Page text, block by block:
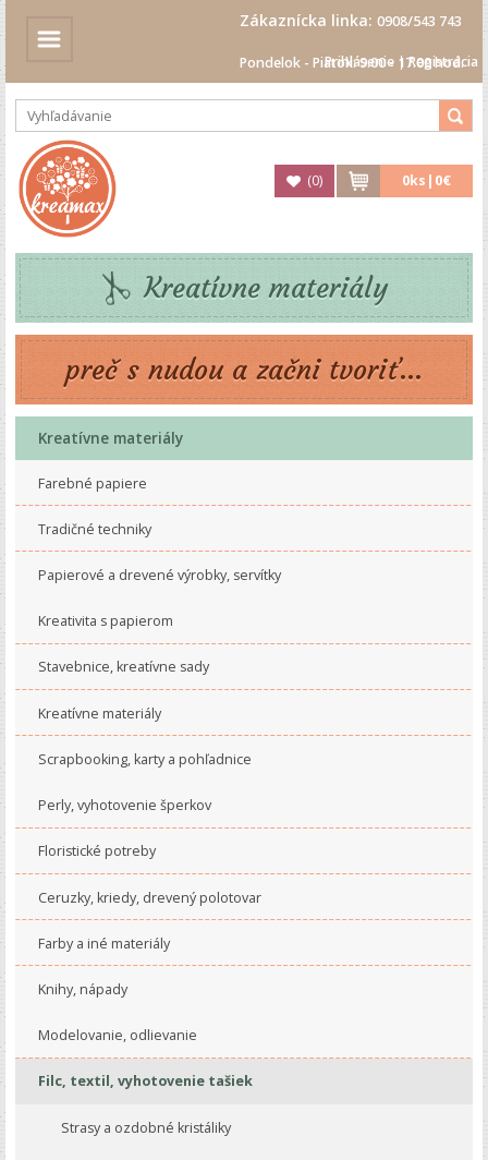
Zákaznícka linka: 0908/543 743
Pondelok - Piatok: 9.00 - 17.00 hod.
Prihlásenie|Registrácia
(0) 0ks| 0€
Kreatívne materiály
preč s nudou a začni tvoriť...
Kreatívne materiály
Farebné papiere
Tradičné techniky
Papierové a drevené výrobky, servítky
Kreativita s papierom
Stavebnice, kreatívne sady
Kreatívne materiály
Scrapbooking, karty a pohľadnice
Perly, vyhotovenie šperkov
Floristické potreby
Ceruzky, kriedy, drevený polotovar
Farby a iné materiály
Knihy, nápady
Modelovanie, odlievanie
Filc, textil, vyhotovenie tašiek
Strasy a ozdobné kristáliky